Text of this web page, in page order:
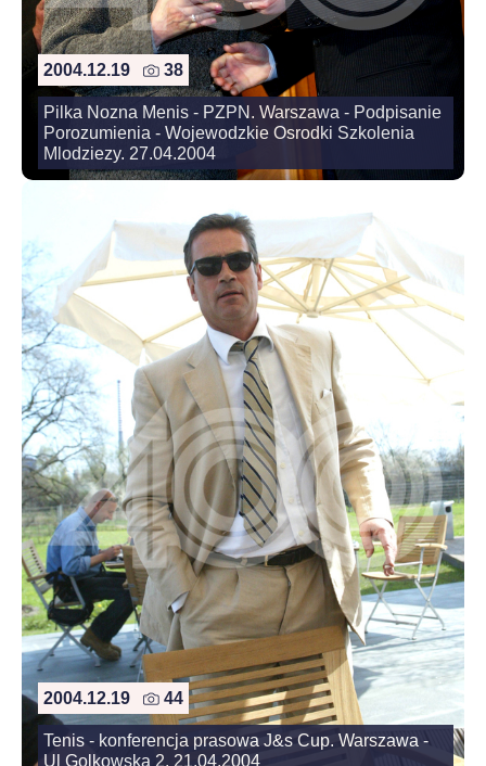
2004.12.19 38
Pilka Nozna Menis - PZPN. Warszawa - Podpisanie
Porozumienia - Wojewodzkie Osrodki Szkolenia
Mlodziezy. 27.04.2004
2004.12.19 44
Tenis - konferencja prasowa J&s Cup. Warszawa -
Ul Golkowska 2. 21.04.2004